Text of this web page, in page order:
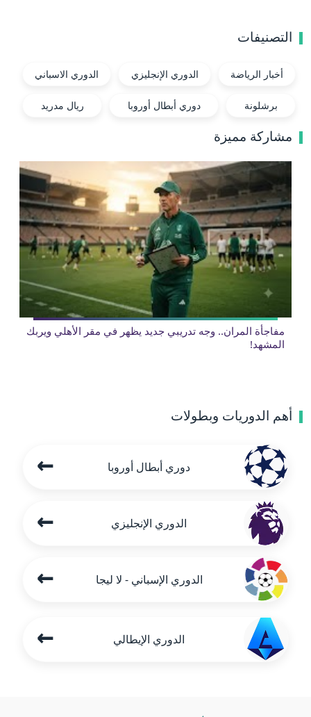
التصنيفات
أخبار الرياضة الدوري الإنجليزي الدوري الاسباني
برشلونة دوري أبطال أوروبا ريال مدريد
مشاركة مميزة
مفاجأة المران.. وجه تدريبي جديد يظهر في مقر الأهلي ويربك
المشهد!
أهم الدوريات وبطولات
دوري أبطال أوروبا ←
الدوري الإنجليزي ←
الدوري الإسباني - لا ليجا ←
الدوري الإيطالي ←